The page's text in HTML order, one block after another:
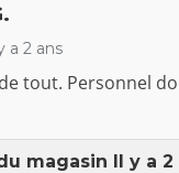
a 2 ans
tout. Personnel
magasin Il y a 2